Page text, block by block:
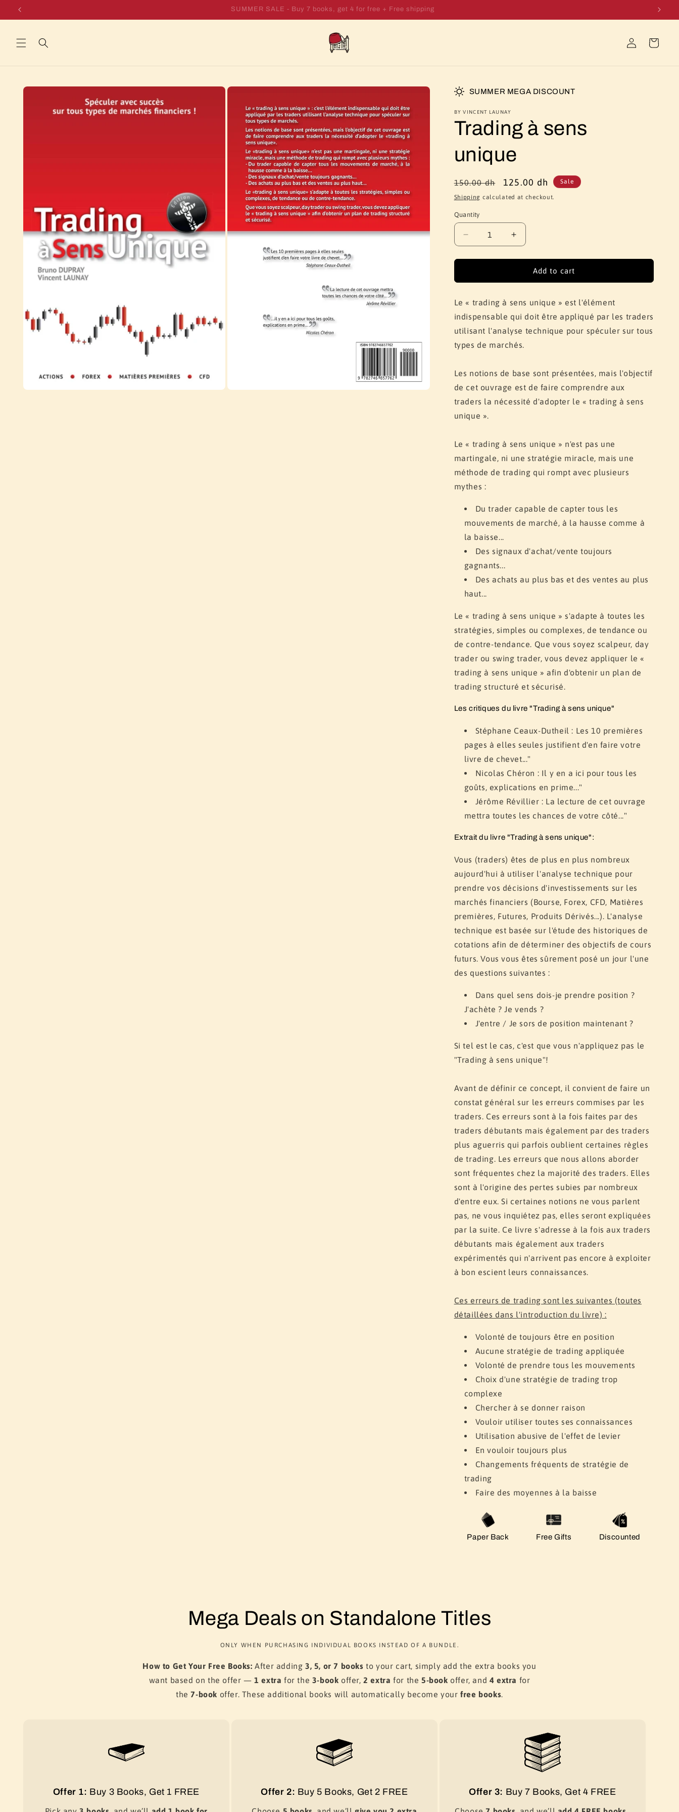
Skip to
SUMMER SALE - Buy 7 books, get 4 for free + Free shipping
in
Cart
Skip to
information
SUMMER MEGA DISCOUNT
BY VINCENT LAUNAY
Trading à sens
unique
Regular
price
150.00 dh
Sale
price
125.00 dh Sale
Shipping calculated at checkout.
Quantity
Quantity
Decrease
quantity
for
à
unique
Increase
quantity
for
Trading
à
unique
Add to cart
Le « trading à sens unique » est l'élément
indispensable qui doit être appliqué par les traders
utilisant l'analyse technique pour spéculer sur tous
types de marchés.
Les notions de base sont présentées, mais l'objectif
de cet ouvrage est de faire comprendre aux
traders la nécessité d'adopter le « trading à sens
unique ».
Le « trading à sens unique » n'est pas une
martingale, ni une stratégie miracle, mais une
méthode de trading qui rompt avec plusieurs
mythes :
Du trader capable de capter tous les
mouvements de marché, à la hausse comme à
la baisse...
Des signaux d'achat/vente toujours
gagnants...
Des achats au plus bas et des ventes au plus
haut...
Le « trading à sens unique » s'adapte à toutes les
stratégies, simples ou complexes, de tendance ou
de contre-tendance. Que vous soyez scalpeur, day
trader ou swing trader, vous devez appliquer le «
trading à sens unique » afin d'obtenir un plan de
trading structuré et sécurisé.
Les critiques du livre "Trading à sens unique"
Stéphane Ceaux-Dutheil : Les 10 premières
pages à elles seules justifient d'en faire votre
livre de chevet..."
Nicolas Chéron : Il y en a ici pour tous les
goûts, explications en prime..."
Jérôme Révillier : La lecture de cet ouvrage
mettra toutes les chances de votre côté..."
Extrait du livre "Trading à sens unique":
Vous (traders) êtes de plus en plus nombreux
aujourd'hui à utiliser l'analyse technique pour
prendre vos décisions d'investissements sur les
marchés financiers (Bourse, Forex, CFD, Matières
premières, Futures, Produits Dérivés...). L'analyse
technique est basée sur l'étude des historiques de
cotations afin de déterminer des objectifs de cours
futurs. Vous vous êtes sûrement posé un jour l'une
des questions suivantes :
Dans quel sens dois-je prendre position ?
J'achète ? Je vends ?
J'entre / Je sors de position maintenant ?
Si tel est le cas, c'est que vous n'appliquez pas le
"Trading à sens unique"!
Avant de définir ce concept, il convient de faire un
constat général sur les erreurs commises par les
traders. Ces erreurs sont à la fois faites par des
traders débutants mais également par des traders
plus aguerris qui parfois oublient certaines règles
de trading. Les erreurs que nous allons aborder
sont fréquentes chez la majorité des traders. Elles
sont à l'origine des pertes subies par nombreux
d'entre eux. Si certaines notions ne vous parlent
pas, ne vous inquiétez pas, elles seront expliquées
par la suite. Ce livre s'adresse à la fois aux traders
débutants mais également aux traders
expérimentés qui n'arrivent pas encore à exploiter
à bon escient leurs connaissances.
Ces erreurs de trading sont les suivantes (toutes
détaillées dans l'introduction du livre) :
Volonté de toujours être en position
Aucune stratégie de trading appliquée
Volonté de prendre tous les mouvements
Choix d'une stratégie de trading trop
complexe
Chercher à se donner raison
Vouloir utiliser toutes ses connaissances
Utilisation abusive de l'effet de levier
En vouloir toujours plus
Changements fréquents de stratégie de
trading
Faire des moyennes à la baisse
Paper Back Free Gifts Discounted
Mega Deals on Standalone Titles
ONLY WHEN PURCHASING INDIVIDUAL BOOKS INSTEAD OF A BUNDLE.
How to Get Your Free Books: After adding 3, 5, or 7 books to your cart, simply add the extra books you
want based on the offer —1 extra for the 3-book offer,2 extra for the 5-book offer, and 4 extra for
the7-book offer. These additional books will automatically become yourfree books.
Offer 1: Buy 3 Books, Get 1 FREE Offer 2: Buy 5 Books, Get 2 FREE Offer 3: Buy 7 Books, Get 4 FREE